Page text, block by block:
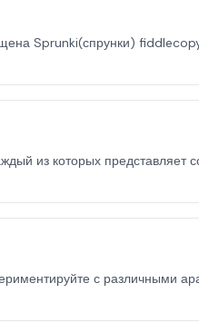
Sprunki(спрунки)
из которых представляет
с различными